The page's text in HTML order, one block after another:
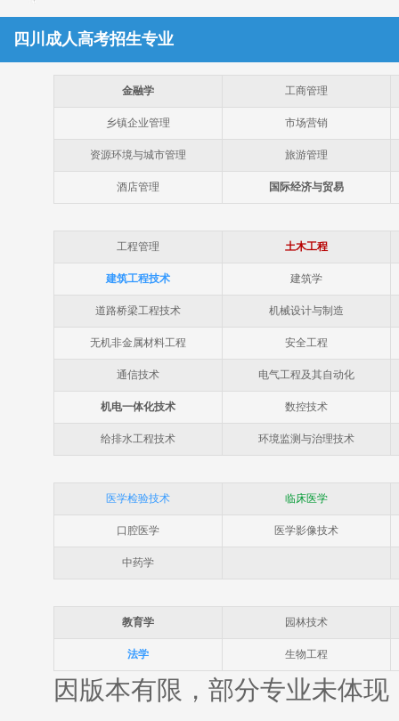
四川成人高考招生专业
金融学 工商管理
乡镇企业管理 市场营销
资源环境与城市管理 旅游管理
酒店管理 国际经济与贸易
工程管理 土木工程
建筑工程技术 建筑学
道路桥梁工程技术 机械设计与制造
无机非金属材料工程 安全工程
通信技术 电气工程及其自动化
机电一体化技术 数控技术
给排水工程技术 环境监测与治理技术
医学检验技术 临床医学
口腔医学 医学影像技术
中药学
教育学 园林技术
法学 生物工程
因版本有限，部分专业未体